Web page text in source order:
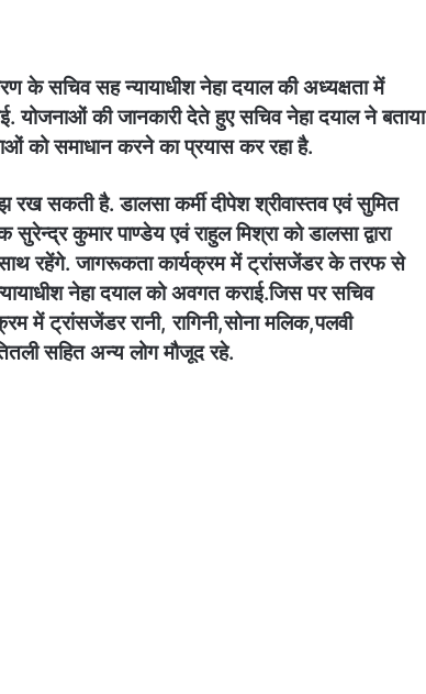
के सचिव सह न्यायाधीश नेहा दयाल की अध्यक्षता में
योजनाओं की जानकारी देते हुए सचिव नेहा दयाल ने बताया
को समाधान करने का प्रयास कर रहा है.
सकती है. डालसा कर्मी दीपेश श्रीवास्तव एवं सुमित
कुमार पाण्डेय एवं राहुल मिश्रा को डालसा द्वारा
रहेंगे. जागरूकता कार्यक्रम में ट्रांसजेंडर के तरफ से
नेहा दयाल को अवगत कराई.जिस पर सचिव
में ट्रांसजेंडर रानी, रागिनी,सोना मलिक,पलवी
सहित अन्य लोग मौजूद रहे.